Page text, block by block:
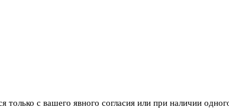
с вашего явного согласия или при наличии